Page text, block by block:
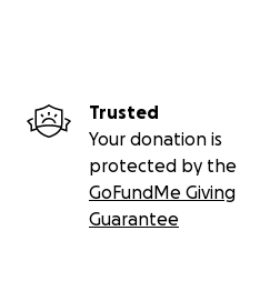
Trusted
Your donation is
protected by the
GoFundMe Giving
Guarantee